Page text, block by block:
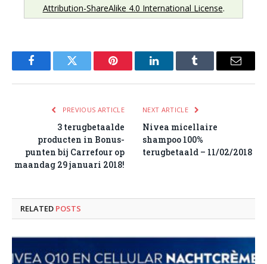
Attribution-ShareAlike 4.0 International License.
FacebookTwitter Pinterest LinkedInTumblr Email
PREVIOUS ARTICLE
3 terugbetaalde
producten in Bonus-
punten bij Carrefour op
maandag 29 januari 2018!
NEXT ARTICLE
Nivea micellaire
shampoo 100%
terugbetaald – 11/02/2018
RELATED POSTS